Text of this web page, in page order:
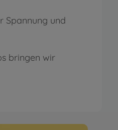
Spannung und
bringen wir